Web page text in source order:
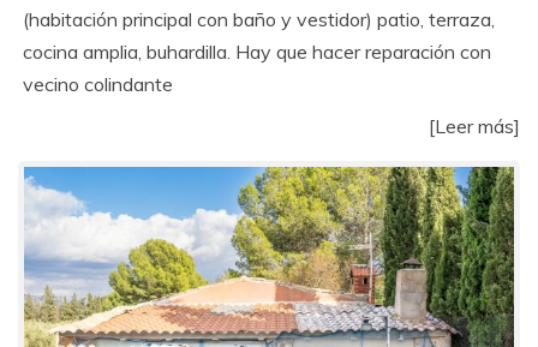
(habitación principal con baño y vestidor) patio, terraza,
cocina amplia, buhardilla. Hay que hacer reparación con
vecino colindante
[Leer más]